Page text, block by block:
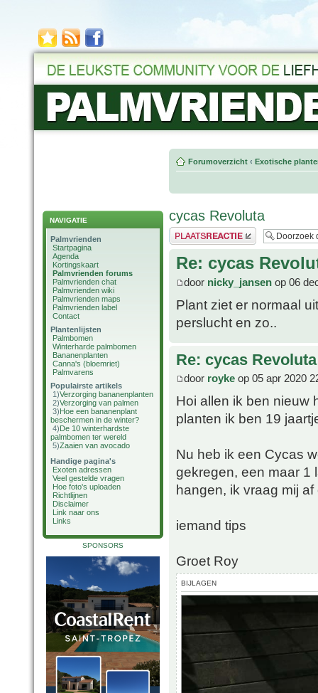
NAVIGATIE
Palmvrienden
Startpagina
Agenda
Kortingskaart
Palmvrienden forums
Palmvrienden chat
Palmvrienden wiki
Palmvrienden maps
Palmvrienden label
Contact
Plantenlijsten
Palmbomen
Winterharde palmbomen
Bananenplanten
Canna's (bloemriet)
Palmvarens
Populairste artikels
1)Verzorging bananenplanten
2)Verzorging van palmen
3)Hoe een bananenplant
beschermen in de winter?
4)De 10 winterhardste
palmbomen ter wereld
5)Zaaien van avocado
Handige pagina's
Exoten adressen
Veel gestelde vragen
Hoe foto's uploaden
Richtlijnen
Disclaimer
Link naar ons
Links
SPONSORS
Forumoverzicht ‹ Exotische
cycas Revoluta
Plaats een reactie
Re: cycas
door nicky_jansen op 06
Plant ziet er normaal
perslucht en zo..
Re: cycas Revoluta
door royke op 05 apr 2020
Hoi allen ik ben nieuw
planten ik ben 19
Nu heb ik een Cycas
gekregen, een maar 1
hangen, ik vraag mij
iemand tips
Groet Roy
BIJLAGEN